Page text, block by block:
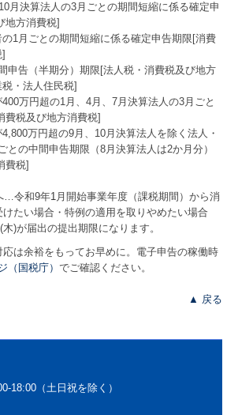
月決算法人の3月ごとの期間短縮に係る確定申
地方消費税]
1月ごとの期間短縮に係る確定申告期限[消費
申告（半期分）期限[法人税・消費税及び地方
・法人住民税]
万円超の1月、4月、7月決算法人の3月ごと
費税及び地方消費税]
万円超の9月、10月決算法人を除く法人・
との中間申告期限（8月決算法人は2か月分）
費税]
…令和9年1月開始事業年度（課税期間）から消
たい場合・特例の適用を取りやめたい場合
)が届出の提出期限になります。
は余裕をもってお早めに。電子申告の稼働時
（国税庁） でご確認ください。
▲ 戻る